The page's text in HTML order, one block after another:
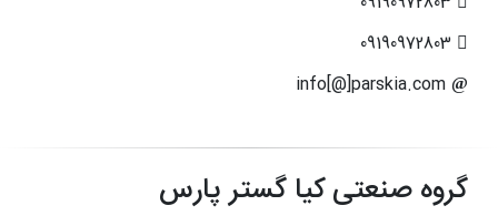
گروه صنعتی کیا گستر پارس